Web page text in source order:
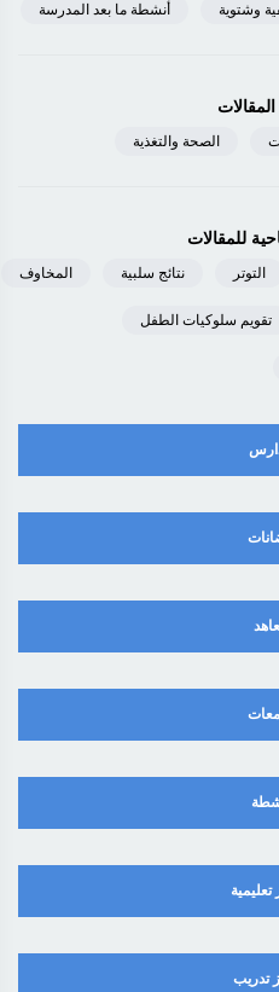
وشتوية أنشطة ما بعد المدرسة
الصحة والتغذية
للمقالات
التوتر نتائج سلبية المخاوف
تقويم سلوكيات الطفل
تعليمية
تدريب